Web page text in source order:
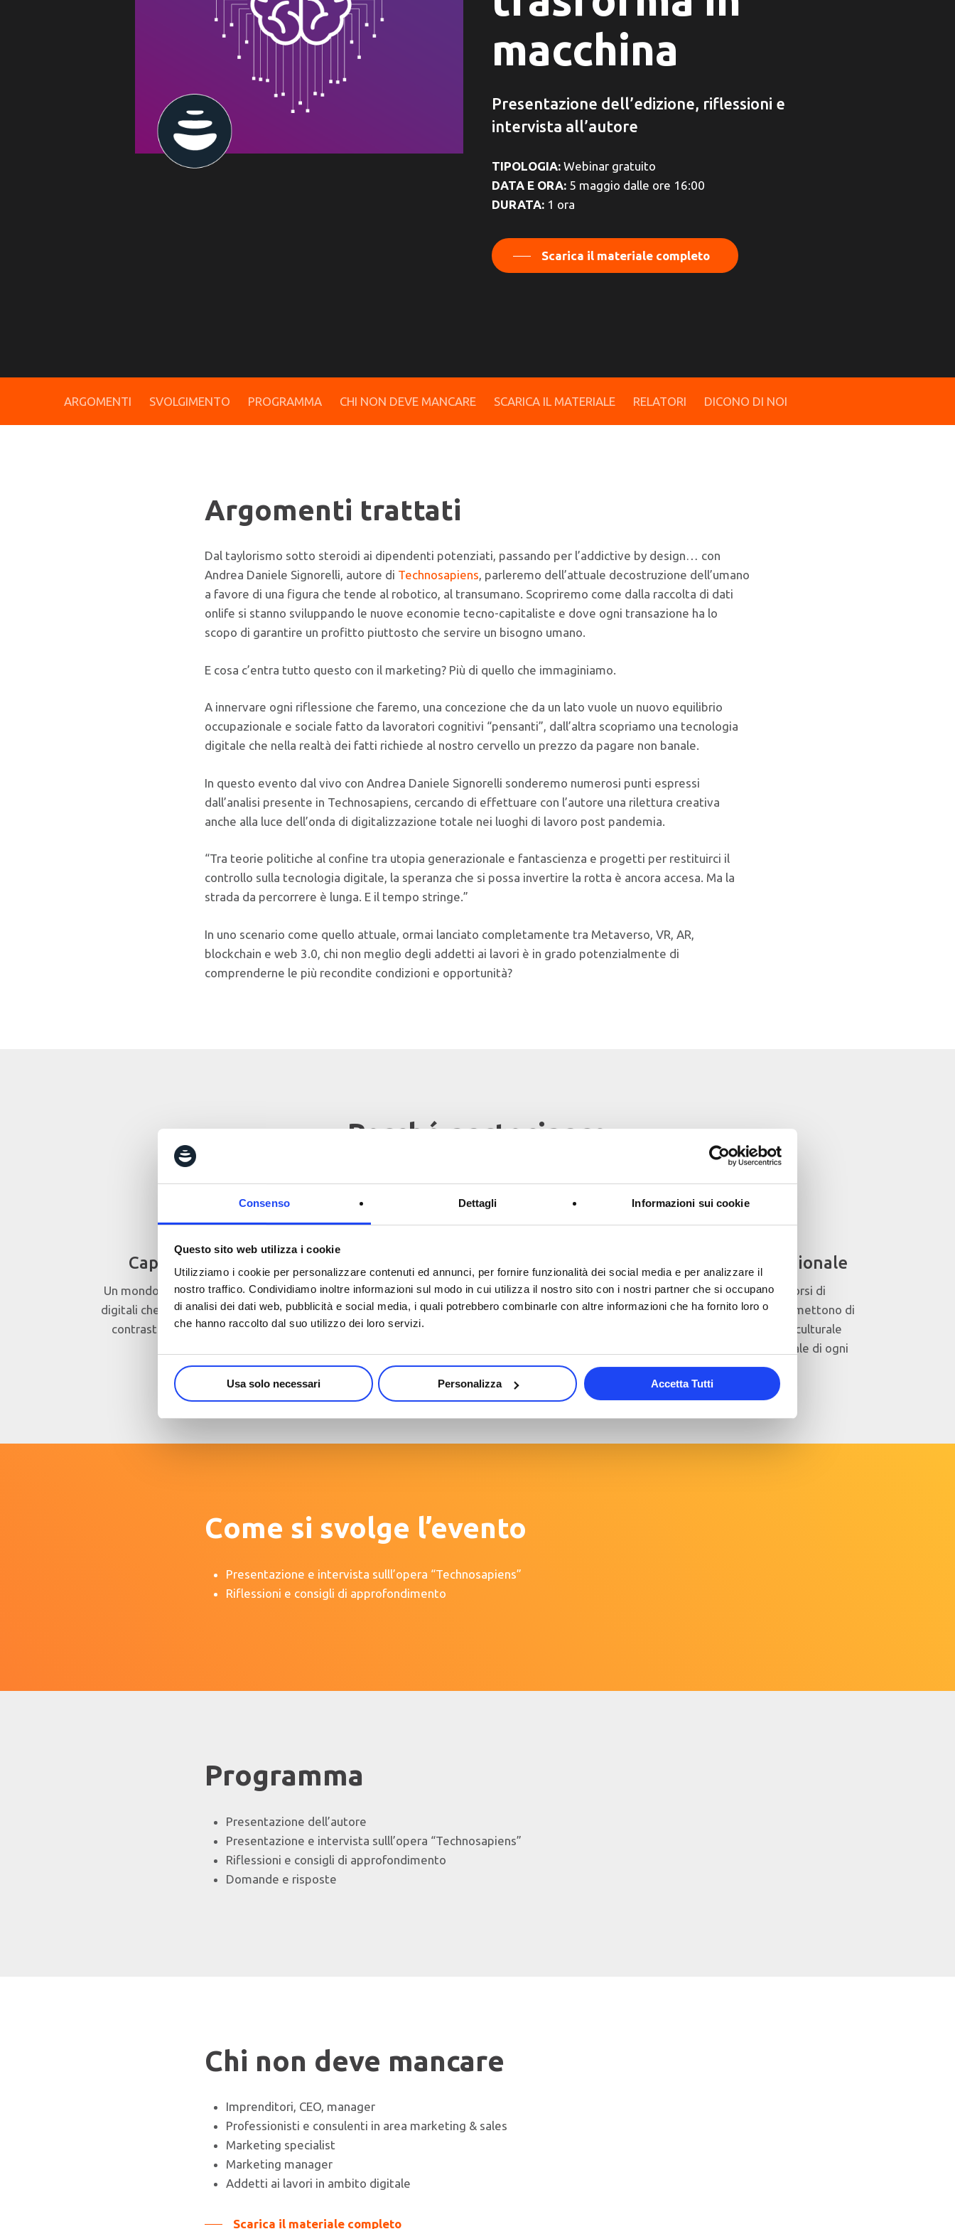
Consenso Dettagli Informazioni sui cookie
Questo sito web utilizza i cookie
Utilizziamo i cookie per personalizzare contenuti ed annunci, per fornire funzionalità dei social media e per analizzare il
nostro traffico. Condividiamo inoltre informazioni sul modo in cui utilizza il nostro sito con i nostri partner che si occupano
di analisi dei dati web, pubblicità e social media, i quali potrebbero combinarle con altre informazioni che ha fornito loro o
che hanno raccolto dal suo utilizzo dei loro servizi.
Usa solo necessari Personalizza Accetta Tutti
macchina
Presentazione dell’edizione, riflessioni e
intervista all’autore
TIPOLOGIA:Webinar gratuito
DATA E ORA:5 maggio dalle ore 16:00
DURATA: 1 ora
Scarica il materiale completo
ARGOMENTI SVOLGIMENTO PROGRAMMA CHI NON DEVE MANCARE SCARICA IL MATERIALE RELATORI DICONO DI NOI
Argomenti trattati
Dal taylorismo sotto steroidi ai dipendenti potenziati, passando per l’addictive by design… con ​​
Andrea Daniele Signorelli, autore di Technosapiens, parleremo dell’attuale decostruzione dell’umano
a favore di una figura che tende al robotico, al transumano. Scopriremo come dalla raccolta di dati
onlife si stanno sviluppando le nuove economie tecno-capitaliste e dove ogni transazione ha lo
scopo di garantire un profitto piuttosto che servire un bisogno umano.
E cosa c’entra tutto questo con il marketing? Più di quello che immaginiamo.
A innervare ogni riflessione che faremo, una concezione che da un lato vuole un nuovo equilibrio
occupazionale e sociale fatto da lavoratori cognitivi “pensanti”, dall’altra scopriamo una tecnologia
digitale che nella realtà dei fatti richiede al nostro cervello un prezzo da pagare non banale.
In questo evento dal vivo con ​​Andrea Daniele Signorelli sonderemo numerosi punti espressi
dall’analisi presente in Technosapiens, cercando di effettuare con l’autore una rilettura creativa
anche alla luce dell’onda di digitalizzazione totale nei luoghi di lavoro post pandemia.
“Tra teorie politiche al confine tra utopia generazionale e fantascienza e progetti per restituirci il
controllo sulla tecnologia digitale, la speranza che si possa invertire la rotta è ancora accesa. Ma la
strada da percorrere è lunga. E il tempo stringe.”
In uno scenario come quello attuale, ormai lanciato completamente tra Metaverso, VR, AR,
blockchain e web 3.0, chi non meglio degli addetti ai lavori è in grado potenzialmente di
comprenderne le più recondite condizioni e opportunità?
Perché partecipare
Capire e scoprire
Un mondo, quello delle tecnologie
digitali che sta nascondendo grandi
contrasti, i più significativi della
Tutto parte da una preziosa edizione:
“Technosapiens”, che consigliamo a chiunque di
acquistare per poter scoprire “quant’è profonda
Crescita professionale
I nostri webinar e corsi di
formazione digitale, permettono di
accrescere il bagaglio culturale
personale e professionale di ogni
partecipante.
Come si svolge l’evento
Presentazione e intervista sulll’opera “Technosapiens”
Riflessioni e consigli di approfondimento
Programma
Presentazione dell’autore
Presentazione e intervista sulll’opera “Technosapiens”
Riflessioni e consigli di approfondimento
Domande e risposte
Chi non deve mancare
Imprenditori, CEO, manager
Professionisti e consulenti in area marketing & sales
Marketing specialist
Marketing manager
Addetti ai lavori in ambito digitale
Scarica il materiale completo